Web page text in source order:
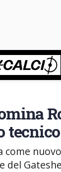
tecnico
come
del